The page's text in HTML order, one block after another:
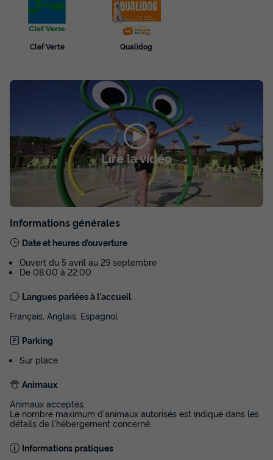
Meilleur prix pour 7 nuits
Voir les disponibilités
Chalet 4 personnes - Limargue
Annulation gratuite
Surface
30m²
Adultes Chambres
Terrasse couverte Animaux autorisés *
Congélateur
Réfrigérateur
+ 2
Chalet 4 personnes - Limargue
Meilleur prix pour 7 nuits
Modifier les dates
Clef Verte Qualidog
Lire la vidéo
Informations générales
Date et heures d’ouverture
Ouvert du 5 avril au 29 septembre
De 08:00 à 22:00
Langues parlées à l'accueil
Français, Anglais, Espagnol
Parking
Sur place
Animaux
Animaux acceptés.
Le nombre maximum d'animaux autorisés est indiqué dans les
détails de l'hébergement concerné.
Informations pratiques